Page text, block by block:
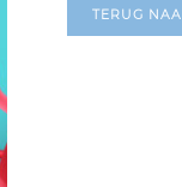
TERUG